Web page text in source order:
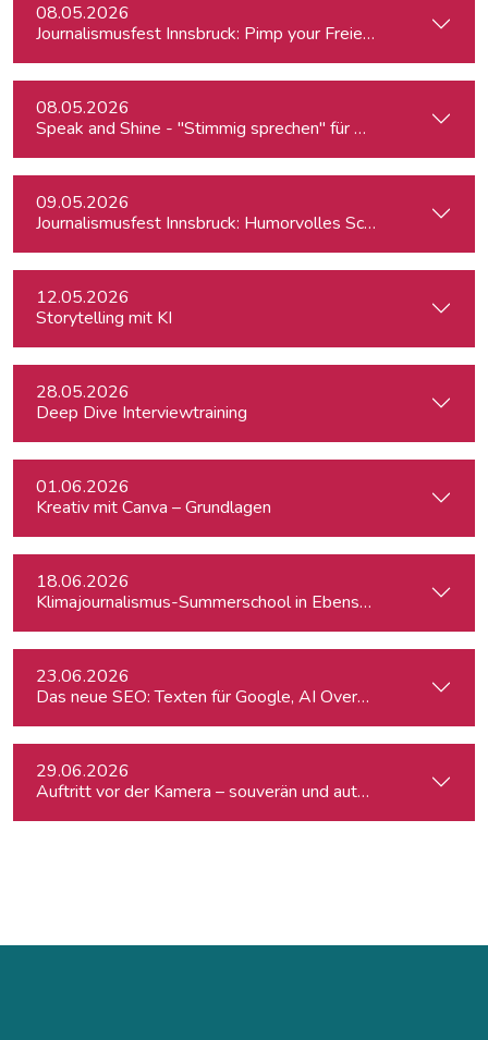
08.05.2026
Journalismusfest Innsbruck: Pimp your Freiendasein
08.05.2026
Speak and Shine - "Stimmig sprechen" für Podcast,
09.05.2026
Journalismusfest Innsbruck: Humorvolles Schreiben
12.05.2026
Storytelling mit KI
28.05.2026
Deep Dive Interviewtraining
01.06.2026
Kreativ mit Canva – Grundlagen
18.06.2026
Klimajournalismus-Summerschool in Ebensee
23.06.2026
Das neue SEO: Texten für Google, AI Overviews, ChatGPT
29.06.2026
Auftritt vor der Kamera – souverän und authentisch